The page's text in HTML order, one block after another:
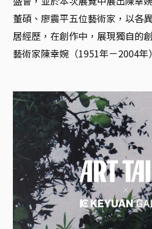
董碩、廖震平五位藝術家，以各
居經歷，在創作中，展現獨自的
藝術家陳幸婉（1951年－2004年